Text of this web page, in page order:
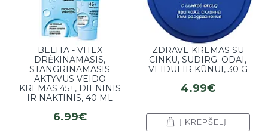
BELITA - VITEX
DRĖKINAMASIS,
STANGRINAMASIS
AKTYVUS VEIDO
KREMAS 45+, DIENINIS
IR NAKTINIS, 40 ML
6.99€
ZDRAVE KREMAS SU
CINKU, SUDIRG. ODAI,
VEIDUI IR KŪNUI, 30 G
4.99€
Į KREPŠELĮ